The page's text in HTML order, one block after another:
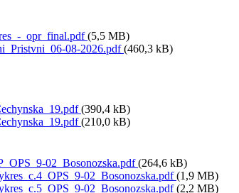
_opr_final.pdf(5,5 MB)
08-2026.pdf(460,3 kB)
(390,4 kB)
(210,0 kB)
02_Bosonozska.pdf(264,6 kB)
02_Bosonozska.pdf(1,9 MB)
02_Bosonozska.pdf(2,2 MB)